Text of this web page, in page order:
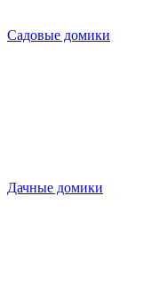
Садовые домики
Дачные домики